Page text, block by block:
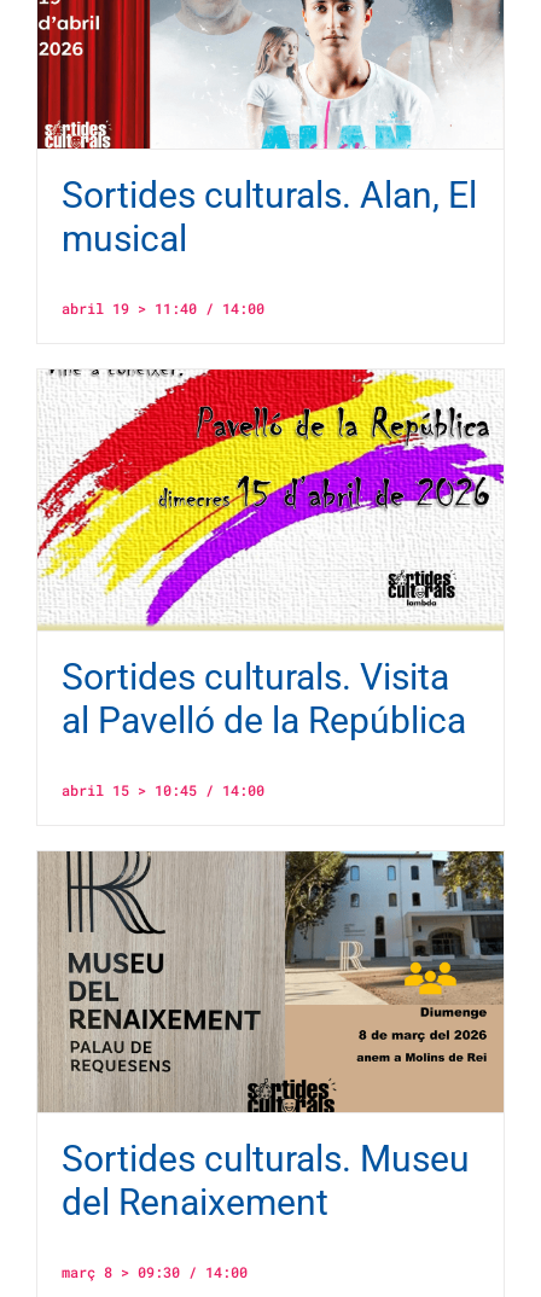
Sortides culturals. Alan, El
musical
abril 19 > 11:40/ 14:00
Sortides culturals. Visita
al Pavelló de la República
abril 15 > 10:45/ 14:00
Sortides culturals. Museu
del Renaixement
març 8 > 09:30/ 14:00